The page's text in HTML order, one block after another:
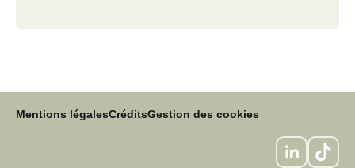
Mentions légalesCréditsGestion des cookies